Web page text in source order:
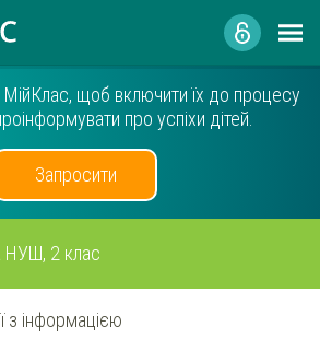
МійКлас, щоб включити їх до процесу
про успіхи дітей.
Запросити
НУШ, 2 клас
з інформацією